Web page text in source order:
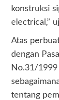
konstruksi
electrical,”
Atas
dengan
No.31/
tentang